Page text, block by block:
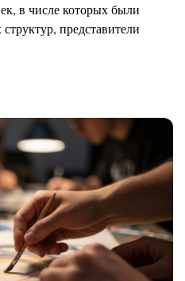
в числе которых были
представители